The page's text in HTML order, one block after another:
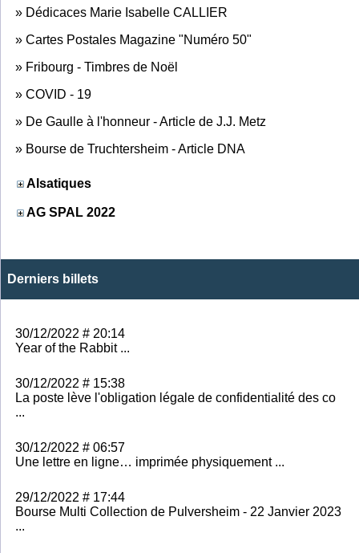
» Dédicaces Marie Isabelle CALLIER
» Cartes Postales Magazine "Numéro 50"
» Fribourg - Timbres de Noël
» COVID - 19
» De Gaulle à l'honneur - Article de J.J. Metz
» Bourse de Truchtersheim - Article DNA
Alsatiques
AG SPAL 2022
Derniers billets
30/12/2022 # 20:14
Year of the Rabbit ...
30/12/2022 # 15:38
La poste lève l'obligation légale de confidentialité des co
...
30/12/2022 # 06:57
Une lettre en ligne… imprimée physiquement ...
29/12/2022 # 17:44
Bourse Multi Collection de Pulversheim - 22 Janvier 2023
...